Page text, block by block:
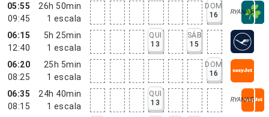
05:55
09:45
26h 50min
1 escala
DOM
16
06:15
12:40
5h 25min
1 escala
QUI
13
SÁB
15
06:20
08:25
25h 5min
1 escala
DOM
16
06:35
08:15
24h 40min
1 escala
QUI
13